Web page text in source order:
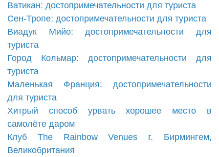
Ватикан: достопримечательности для туриста
Сен-Тропе: достопримечательности для туриста
Виадук Мийо: достопримечательности для
туриста
Город Кольмар: достопримечательности для
туриста
Маленькая Франция: достопримечательности
для туриста
Хитрый способ урвать хорошее место в
самолёте даром
Клуб The Rainbow Venues г. Бирмингем,
Великобритания